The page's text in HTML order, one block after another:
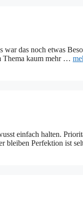
das noch etwas
Thema kaum mehr …
einfach halten.
bleiben Perfektion ist